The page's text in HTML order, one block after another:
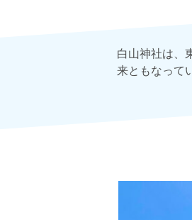
白山神社は、
来ともなって